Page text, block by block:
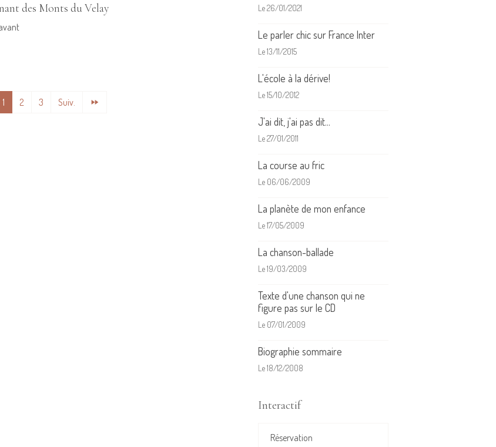
des Monts du Velay
1 2 3 Suiv.
Le 26/01/2021
Le parler chic sur France Inter
Le 13/11/2015
L'école à la dérive!
Le 15/10/2012
J'ai dit, j'ai pas dit...
Le 27/01/2011
La course au fric
Le 06/06/2009
La planète de mon enfance
Le 17/05/2009
La chanson-ballade
Le 19/03/2009
Texte d'une chanson qui ne
figure pas sur le CD
Le 07/01/2009
Biographie sommaire
Le 18/12/2008
Interactif
Réservation